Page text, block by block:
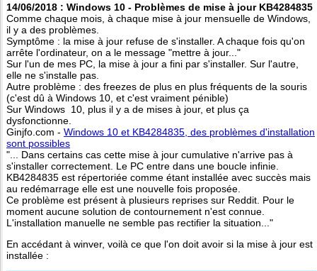
14/06/2018 : Windows 10 - Problèmes de mise à jour KB4284835
Comme chaque mois, à chaque mise à jour mensuelle de Windows,
il y a des problèmes.
Symptôme : la mise à jour refuse de s'installer. A chaque fois qu'on
arrête l'ordinateur, on a le message "mettre à jour..."
Sur l'un de mes PC, la mise à jour a fini par s'installer. Sur l'autre,
elle ne s'installe pas.
Autre problème : des freezes de plus en plus fréquents de la souris
(c'est dû à Windows 10, et c'est vraiment pénible)
Sur Windows 10, plus il y a de mises à jour, et plus ça
dysfonctionne.
Ginjfo.com - Windows 10 et KB4284835, des problèmes d'installation
sont possibles
"... Dans certains cas cette mise à jour cumulative n'arrive pas à
s'installer correctement. Le PC entre dans une boucle infinie.
KB4284835 est répertoriée comme étant installée avec succès mais
au redémarrage elle est une nouvelle fois proposée.
Ce problème est présent à plusieurs reprises sur Reddit. Pour le
moment aucune solution de contournement n'est connue.
L'installation manuelle ne semble pas rectifier la situation..."
En accédant à winver, voilà ce que l'on doit avoir si la mise à jour est
installée :